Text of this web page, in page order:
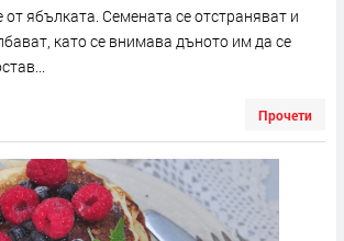
от ябълката. Семената се отстраняват и
като се внимава дъното им да се
Прочети